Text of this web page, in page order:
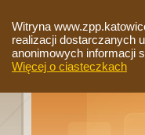
Witryna
realizacji dostarczanych
anonimowych informacji
Więcej o ciasteczkach